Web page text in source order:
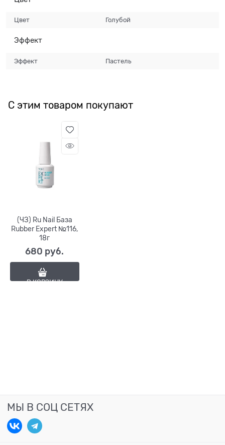
Цвет Голубой
Эффект
Эффект Пастель
С этим товаром покупают
(ЧЗ) Ru Nail База
Rubber Expert №116,
18г
680 руб.
В КОРЗИНУ
МЫ В СОЦ СЕТЯХ